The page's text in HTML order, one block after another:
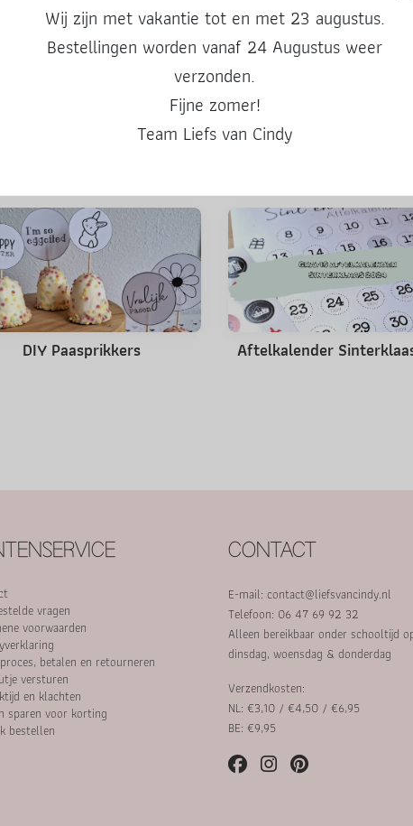
Deel deze post
DIY Paasprikkers Aftelkalender
Wij zijn met vakantie tot en met 23 augustus.
Bestellingen worden vanaf 24 Augustus weer
verzonden.
Fijne zomer!
Team Liefs van Cindy
vragen
voorwaarden
betalen en retourneren
versturen
en klachten
sparen voor korting
bestellen
CONTACT
E-mail: contact@liefsvancindy.nl
Telefoon: 06 47 69 92 32
Alleen bereikbaar onder schooltijd
dinsdag, woensdag & donderdag
Verzendkosten:
NL: €3,10 / €4,50 / €6,95
BE: €9,95